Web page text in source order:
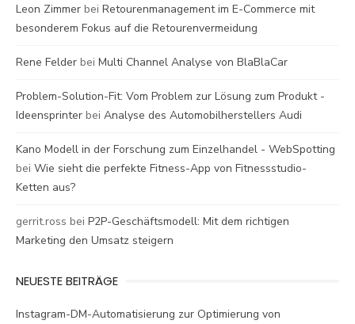
Leon Zimmer bei Retourenmanagement im E-Commerce mit
besonderem Fokus auf die Retourenvermeidung
Rene Felder bei Multi Channel Analyse von BlaBlaCar
Problem-Solution-Fit: Vom Problem zur Lösung zum Produkt -
Ideensprinter bei Analyse des Automobilherstellers Audi
Kano Modell in der Forschung zum Einzelhandel - WebSpotting
bei Wie sieht die perfekte Fitness-App von Fitnessstudio-
Ketten aus?
gerrit.ross bei P2P-Geschäftsmodell: Mit dem richtigen
Marketing den Umsatz steigern
NEUESTE BEITRÄGE
Instagram-DM-Automatisierung zur Optimierung von